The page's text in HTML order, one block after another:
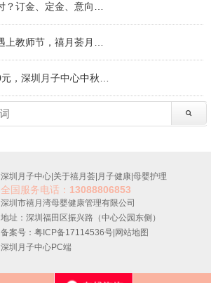
月子中心付款怎么付？订金、定金、意向金、
教师节｜当坐月子遇上教师节，禧月荟月子中
200元预存抵10000元，深圳月子中心中秋限定
深圳月子中心|关于禧月荟| 月子健康|母婴护理
全国服务电话： 13088806853
深圳市禧月湾母婴健康管理有限公司
地址：深圳福田区振兴路（中心公园东侧）
备案号：粤ICP备17114536号|网站地图
深圳月子中心PC端